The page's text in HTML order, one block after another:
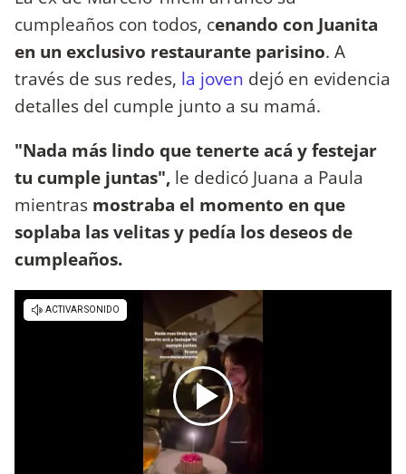
cumpleaños con todos, cenando con Juanita
en un exclusivo restaurante parisino. A
través de sus redes, la joven dejó en evidencia
detalles del cumple junto a su mamá.
"Nada más lindo que tenerte acá y festejar
tu cumple juntas", le dedicó Juana a Paula
mientras mostraba el momento en que
soplaba las velitas y pedía los deseos de
cumpleaños.